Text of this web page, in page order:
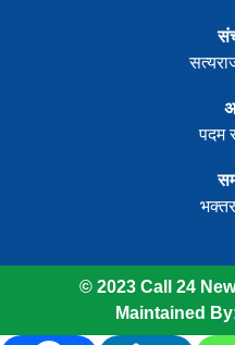
पदम
© 2023 Call 24
Maintained